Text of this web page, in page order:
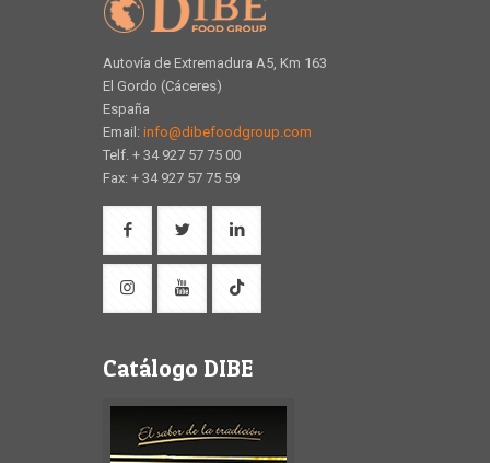
Autovía de Extremadura A5, Km 163
El Gordo (Cáceres)
España
Email: info@dibefoodgroup.com
Telf. + 34 927 57 75 00
Fax: + 34 927 57 75 59
Catálogo DIBE